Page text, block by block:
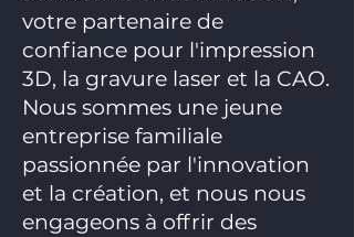
votre partenaire de
confiance pour l'impression
3D, la gravure laser et la CAO.
Nous sommes une jeune
entreprise familiale
passionnée par l'innovation
et la création, et nous nous
engageons à offrir des